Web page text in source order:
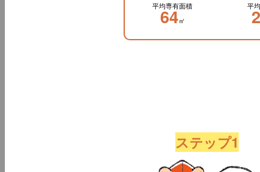
平均専有面積
64㎡
平
ステップ1